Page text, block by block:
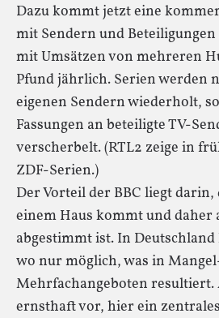
Dazu kommt jetzt eine
mit Sendern und
mit Umsätzen von mehreren
Pfund jährlich. Serien werden
eigenen Sendern wiederholt,
Fassungen an beteiligte TV-
verscherbelt. (RTL2 zeige in
ZDF-Serien.)
Der Vorteil der BBC liegt darin,
einem Haus kommt und daher
abgestimmt ist. In
wo nur möglich, was in
Mehrfachangeboten resultiert.
ernsthaft vor, hier ein